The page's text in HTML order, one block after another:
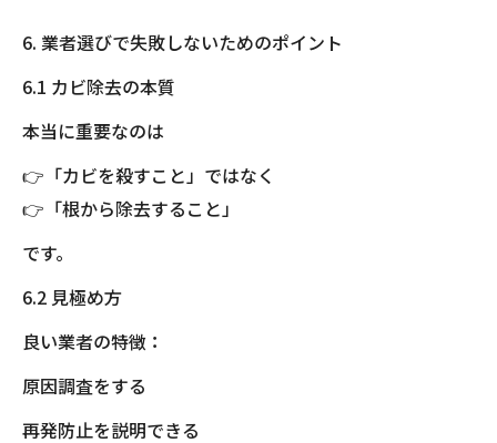
6. 業者選びで失敗しないためのポイント
6.1 カビ除去の本質
本当に重要なのは
👉「カビを殺すこと」ではなく
👉「根から除去すること」
です。
6.2 見極め方
良い業者の特徴：
原因調査をする
再発防止を説明できる